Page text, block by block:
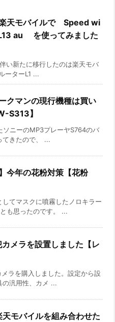
楽天モバイルで Speed wi
au を使ってみました
い新たに移行したのは楽天モバ
ーターL1 ...
クマンの現行機種は買い
S313】
ソニーのMP3プレーヤS764のバ
てきたので、 ...
今年の花粉対策【花粉
してマスクに噴霧したノロキラー
も思ったのです。 ...
メラを設置しました【レ
ラを購入しました。設定から設
の汎用性、カメ ...
モバイルを組み合わせた